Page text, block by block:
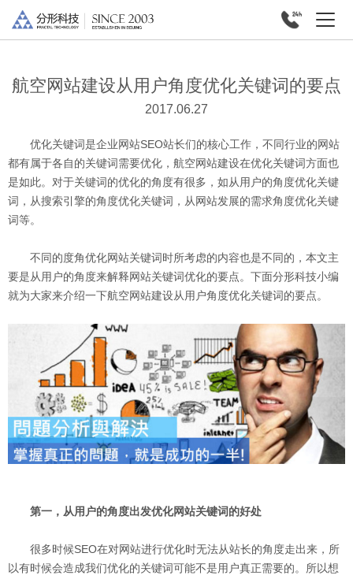
航空网站建设从用户角度优化关键词的要点
2017.06.27
优化关键词是企业网站SEO站长们的核心工作，不同行业的网站
都有属于各自的关键词需要优化，航空网站建设在优化关键词方面也
是如此。对于关键词的优化的角度有很多，如从用户的角度优化关键
词，从搜索引擎的角度优化关键词，从网站发展的需求角度优化关键
词等。
不同的度角优化网站关键词时所考虑的内容也是不同的，本文主
要是从用户的角度来解释网站关键词优化的要点。下面分形科技小编
就为大家来介绍一下航空网站建设从用户角度优化关键词的要点。
第一，从用户的角度出发优化网站关键词的好处
很多时候SEO在对网站进行优化时无法从站长的角度走出来，所
以有时候会造成我们优化的关键词可能不是用户真正需要的。所以想